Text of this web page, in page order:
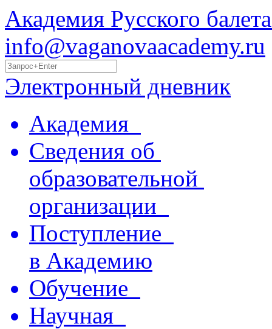
Академия Русского
info@vaganovaacademy.ru
Электронный дневник
Академия
Сведения об
образовательной
организации
Поступление
в Академию
Обучение
Научная